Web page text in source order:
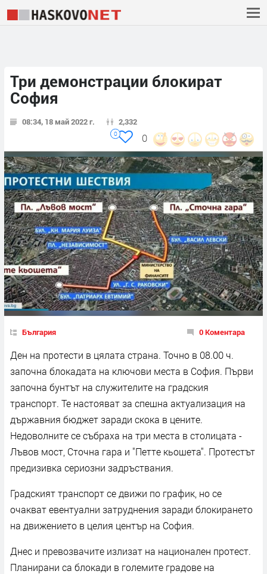
Три демонстрации блокират
София
08:34, 18 май 2022 г. 2,332
0
0
България 0 Коментара
Ден на протести в цялата страна. Точно в 08.00 ч.
започна блокадата на ключови места в София. Първи
започна бунтът на служителите на градския
транспорт. Те настояват за спешна актуализация на
държавния бюджет заради скока в цените.
Недоволните се събраха на три места в столицата -
Лъвов мост, Сточна гара и "Петте кьошета". Протестът
предизивка сериозни задръствания.
Градският транспорт се движи по график, но се
очакват евентуални затруднения заради блокирането
на движението в целия център на София.
Днес и превозвачите излизат на национален протест.
Планирани са блокади в големите градове на